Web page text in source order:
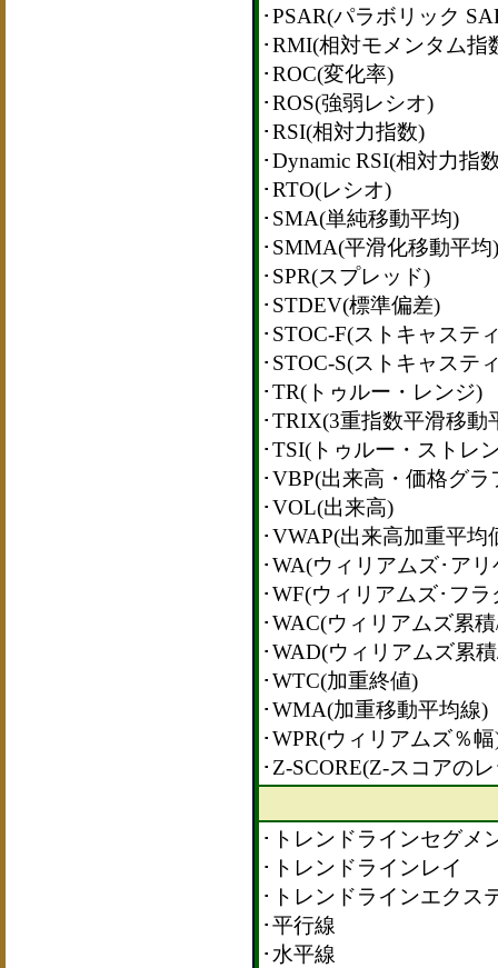
･PSAR(パラボリック
･RMI(相対モメンタム指
･ROC(変化率)
･ROS(強弱レシオ)
･RSI(相対力指数)
･Dynamic RSI(相対力指
･RTO(レシオ)
･SMA(単純移動平均)
･SMMA(平滑化移動平均)
･SPR(スプレッド)
･STDEV(標準偏差)
･STOC-F(ストキャステ
･STOC-S(ストキャステ
･TR(トゥルー・レンジ)
･TRIX(3重指数平滑移動
･TSI(トゥルー・ストレ
･VBP(出来高・価格グラ
･VOL(出来高)
･VWAP(出来高加重平均
･WA(ウィリアムズ･ア
･WF(ウィリアムズ･フラ
･WAC(ウィリアムズ累
･WAD(ウィリアムズ累
･WTC(加重終値)
･WMA(加重移動平均線)
･WPR(ウィリアムズ％
･Z-SCORE(Z-スコアの
･トレンドラインセグメ
･トレンドラインレイ
･トレンドラインエクス
･平行線
･水平線